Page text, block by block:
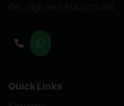
Quick Links